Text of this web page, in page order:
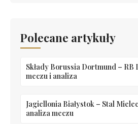
Polecane artykuły
Składy Borussia Dortmund – RB
meczu i analiza
Jagiellonia Białystok – Stal
analiza meczu